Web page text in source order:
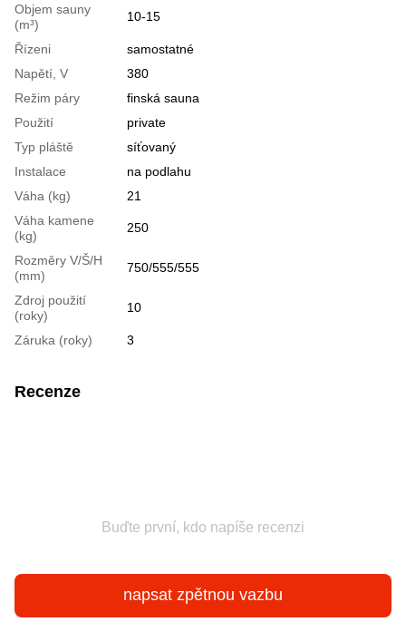
Objem sauny
(m³)
10-15
Řízeni
samostatné
Napětí, V
380
Režim páry
finská sauna
Použití
private
Typ pláště
síťovaný
Instalace
na podlahu
Váha (kg)
21
Váha kamene
(kg)
250
Rozměry V/Š/H
(mm)
750/555/555
Zdroj použití
(roky)
10
Záruka (roky) 3
Recenze
Buďte první, kdo napíše recenzi
napsat zpětnou vazbu